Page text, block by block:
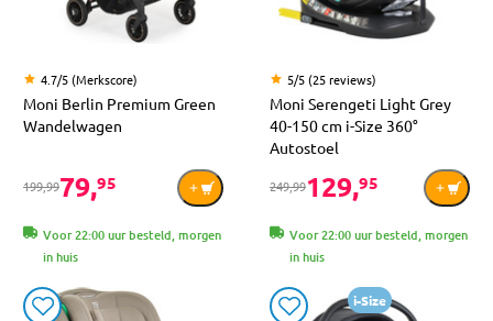
4.7/5 (Merkscore)
Moni Berlin Premium Green
Wandelwagen
199,9979,95
Voor 22:00 uur besteld, morgen
in huis
5/5 (25 reviews)
Moni Serengeti Light Grey
40-150 cm i-Size 360°
Autostoel
249,99129,95
Voor 22:00 uur besteld, morgen
in huis
i-Size